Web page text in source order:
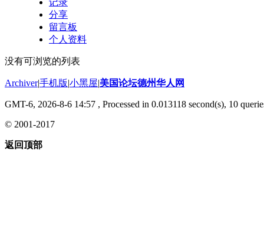
分享
留言板
个人资料
没有可浏览的列表
Archiver|手机版|小黑屋|美国论坛德州华人网
GMT-6, 2026-8-6 14:57 , Processed in 0.013118 second(s), 10
© 2001-2017
返回顶部